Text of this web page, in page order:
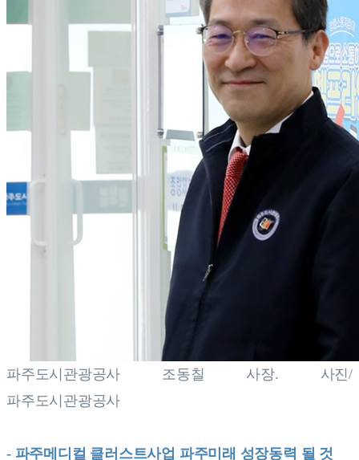
파주도시관광공사 조동칠 사장. 사진/
파주도시관광공사
- 파주메디컬 클러스트사업 파주미래 성장동력 될 것